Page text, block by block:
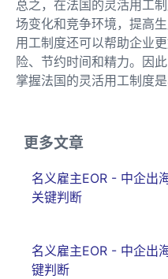
总之，在法国的灵活用工
场变化和竞争环境，提高
用工制度还可以帮助企业
险、节约时间和精力。因
掌握法国的灵活用工制度是
更多文章
名义雇主EOR - 中企出
关键判断
名义雇主EOR - 中企出
键判断